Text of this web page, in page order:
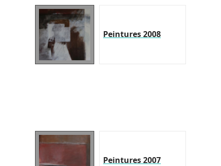
Peintures 2008
Peintures 2007